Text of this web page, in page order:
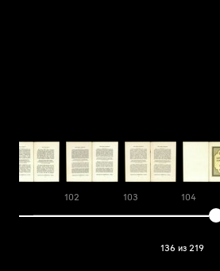
102 103 104
136 из 219